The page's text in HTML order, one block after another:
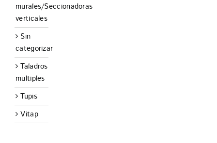
murales/Seccionadoras
verticales
Sin
categorizar
Taladros
multiples
Tupis
Vitap